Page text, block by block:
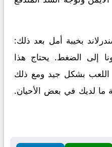
بخيبة أمل بعد ذلك:
إلى الضغط. يحتاج هذا
اللعب بشكل جيد ومع ذلك
ما لديك في بعض الأحيان.